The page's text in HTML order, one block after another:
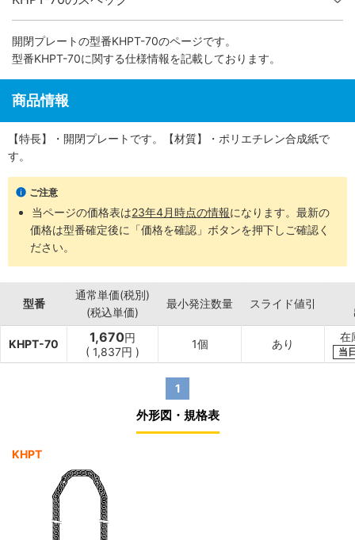
開閉プレートの型番KHPT-70のページです。
型番KHPT-70に関する仕様情報を記載しております。
商品情報
【特長】・開閉プレートです。【材質】・ポリエチレン合成紙で
す。
ご注意
当ページの価格表は23年4月時点の情報になります。最新の
価格は型番確定後に「価格を確認」ボタンを押下しご確認く
ださい。
型番
通常単価(税別)
(税込単価)
最小発注数量 スライド値引
KHPT-70 1,670円
( 1,837円 )
1個 あり
在
当
1
外形図・規格表
KHPT